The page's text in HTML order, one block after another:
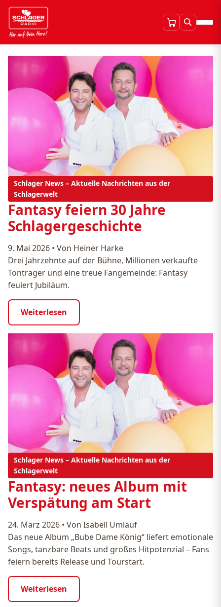
Schlager News – Aktuelle Nachrichten aus der
Schlagerwelt
Fantasy feiern 30 Jahre
Schlagergeschichte
9. Mai 2026 • Von Heiner Harke
Drei Jahrzehnte auf der Bühne, Millionen verkaufte
Tonträger und eine treue Fangemeinde: Fantasy
feuiert Jubiläum.
Weiterlesen
Schlager News – Aktuelle Nachrichten aus der
Schlagerwelt
Fantasy: neues Album mit
Verspätung am Start
24. März 2026 • Von Isabell Umlauf
Das neue Album „Bube Dame König“ liefert emotionale
Songs, tanzbare Beats und großes Hitpotenzial – Fans
feiern bereits Release und Tourstart.
Weiterlesen